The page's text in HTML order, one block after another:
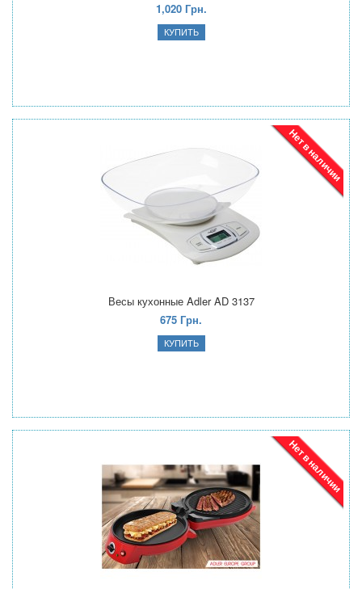
1,020 Грн.
Нет в наличии
Весы кухонные Adler AD 3137
675 Грн.
Нет в наличии